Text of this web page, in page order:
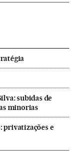
subidas de
minorias
privatizações e